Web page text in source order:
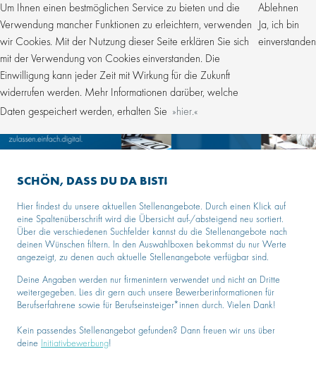
Um Ihnen einen bestmöglichen Service zu bieten und die
Verwendung mancher Funktionen zu erleichtern, verwenden
wir Cookies. Mit der Nutzung dieser Seite erklären Sie sich
mit der Verwendung von Cookies einverstanden. Die
Einwilligung kann jeder Zeit mit Wirkung für die Zukunft
widerrufen werden. Mehr Informationen darüber, welche
Daten gespeichert werden, erhalten Sie
hier.
Ablehnen
Ja, ich bin
einverstanden
SCHÖN, DASS DU DA BIST!
Hier findest du unsere aktuellen Stellenangebote. Durch einen Klick auf
eine Spaltenüberschrift wird die Übersicht auf-/absteigend neu sortiert.
Über die verschiedenen Suchfelder kannst du die Stellenangebote nach
deinen Wünschen filtern. In den Auswahlboxen bekommst du nur Werte
angezeigt, zu denen auch aktuelle Stellenangebote verfügbar sind.
Deine Angaben werden nur firmenintern verwendet und nicht an Dritte
weitergegeben. Lies dir gern auch unsere Bewerberinformationen für
Berufserfahrene sowie für Berufseinsteiger*innen durch. Vielen Dank!
Kein passendes Stellenangebot gefunden? Dann freuen wir uns über
deine
Initiativbewerbung!